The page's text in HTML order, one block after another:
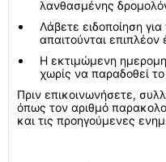
λανθασμένης
Λάβετε ειδοποίηση
απαιτούνται επιπλέον
Η εκτιμώμενη
χωρίς να παραδοθεί
Πριν επικοινωνήσετε,
όπως τον αριθμό
και τις προηγούμενες